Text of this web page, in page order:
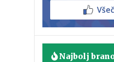
Najbolj